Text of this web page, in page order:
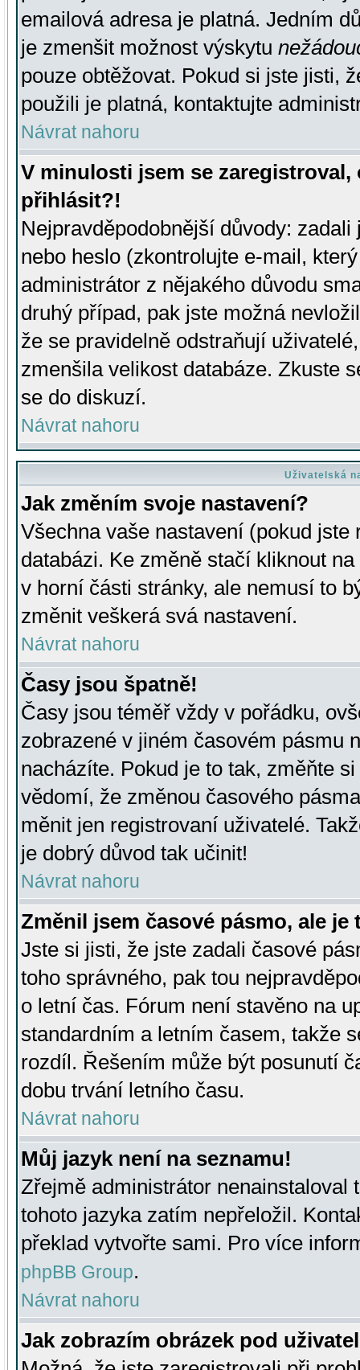
emailová adresa je platná. Jedním
je zmenšit možnost výskytu
pouze obtěžovat. Pokud si jste jisti,
použili je platná, kontaktujte
Návrat nahoru
V minulosti jsem se
přihlásit?!
Nejpravděpodobnější důvody:
nebo heslo (zkontrolujte e-mail,
administrátor z nějakého důvodu
druhý případ, pak jste možná
že se pravidelně odstraňují
zmenšila velikost databáze. Zkuste
se do diskuzí.
Návrat nahoru
Uživatelská
Jak změním svoje nastavení?
Všechna vaše nastavení (pokud
databázi. Ke změně stačí kliknout
v horní části stránky, ale nemusí to
změnit veškerá svá nastavení.
Návrat nahoru
Časy jsou špatně!
Časy jsou téměř vždy v pořádku,
zobrazené v jiném časovém pásmu
nacházíte. Pokud je to tak, změňte
vědomí, že změnou časového
měnit jen registrovaní uživatelé.
je dobrý důvod tak učinit!
Návrat nahoru
Změnil jsem časové pásmo, ale je
Jste si jisti, že jste zadali časové
toho správného, pak tou
o letní čas. Fórum není stavěno na
standardním a letním časem, takže
rozdíl. Řešením může být posunutí
dobu trvání letního času.
Návrat nahoru
Můj jazyk není na seznamu!
Zřejmě administrátor nenainstaloval
tohoto jazyka zatím nepřeložil.
překlad vytvořte sami. Pro více
phpBB Group.
Návrat nahoru
Jak zobrazím obrázek pod